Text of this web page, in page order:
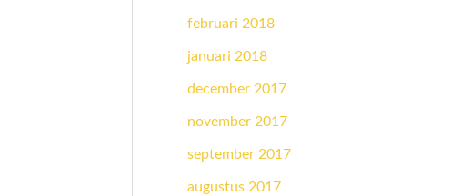
februari 2018
januari 2018
december 2017
november 2017
september 2017
augustus 2017